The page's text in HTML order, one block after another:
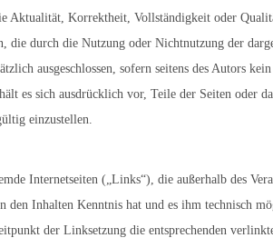
Korrektheit, Vollständigkeit oder
die durch die Nutzung oder Nichtnutzung der
ausgeschlossen, sofern seitens des Autors
es sich ausdrücklich vor, Teile der Seiten oder
einzustellen.
Internetseiten („Links“), die außerhalb des
Inhalten Kenntnis hat und es ihm technisch
der Linksetzung die entsprechenden